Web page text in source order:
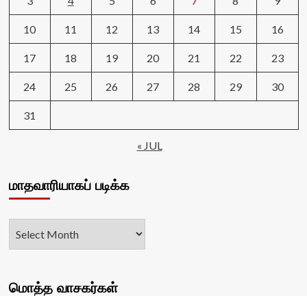
10 11 12 13 14 15 16
17 18 19 20 21 22 23
24 25 26 27 28 29 30
31
« JUL
மாதவாரியாகப் படிக்க
மொத்த வாசகர்கள்